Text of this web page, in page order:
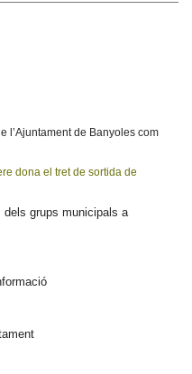
l’Ajuntament de Banyoles com
dona el tret de sortida de
grups municipals a